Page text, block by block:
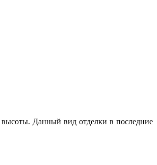
высоты. Данный вид отделки в последние